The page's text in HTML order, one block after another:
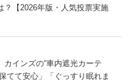
？【2026年版・人気投票実施
インズの“車内遮光カーテ
てて安心」「ぐっすり眠れま